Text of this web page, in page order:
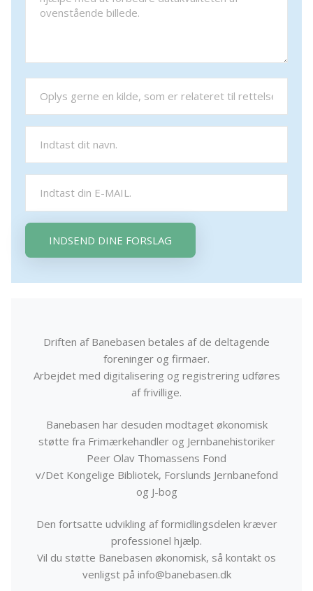
INDSEND DINE FORSLAG
Driften af Banebasen betales af de deltagende
foreninger og firmaer.
Arbejdet med digitalisering og registrering udføres
af frivillige.
Banebasen har desuden modtaget økonomisk
støtte fra Frimærkehandler og Jernbanehistoriker
Peer Olav Thomassens Fond
v/Det Kongelige Bibliotek, Forslunds Jernbanefond
og J-bog
Den fortsatte udvikling af formidlingsdelen kræver
professionel hjælp.
Vil du støtte Banebasen økonomisk, så kontakt os
venligst på info@banebasen.dk